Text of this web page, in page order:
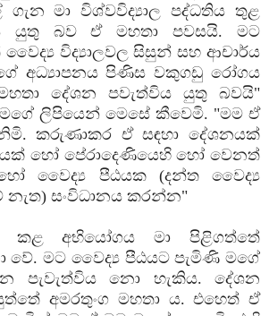
මා විශ්වවිද්‍යාල පද්ධතිය තුළ
යුතු බව ඒ මහතා පවසයි. මට
විද්‍යාලවල සිසුන් සහ ආචාර්ය
අධ්‍යාපනය පිණිස වකුගඩු රෝගය
දේශන පවැත්විය යුතු බවයි"
මගේ ලිපියෙන් මෙසේ කීවෙමි. "මම ඒ
කරුණාකර ඒ සඳහා දේශනයක්‌
හෝ පේරාදෙණියෙහි හෝ වෙනත්
හෝ වෛද්‍ය පීඨයක (දන්ත වෛද්‍ය
නැත) සංවිධානය කරන්න"
කළ අභියෝගය මා පිළිගත්තේ
මට වෛද්‍ය පීඨයට පැමිණි මගේ
පැවැත්විය නො හැකිය. දේශන
අමරතුංග මහතා ය. එහෙත් ඒ